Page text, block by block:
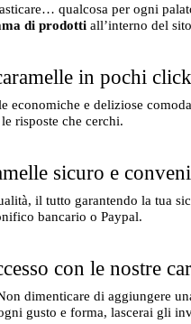
qualcosa per ogni
di prodotti all’interno del
in pochi click
economiche e deliziose
risposte che cerchi.
sicuro e
il tutto garantendo la tua
bancario o Paypal.
con le nostre
dimenticare di aggiungere
gusto e forma, lascerai gli